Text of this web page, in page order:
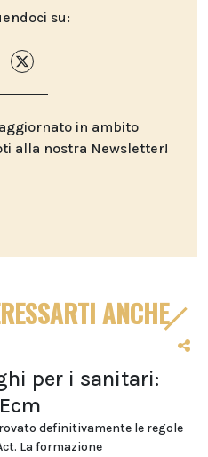
su:
in ambito
alla nostra Newsletter!
ANCHE
per i sanitari:
definitivamente le regole
La formazione